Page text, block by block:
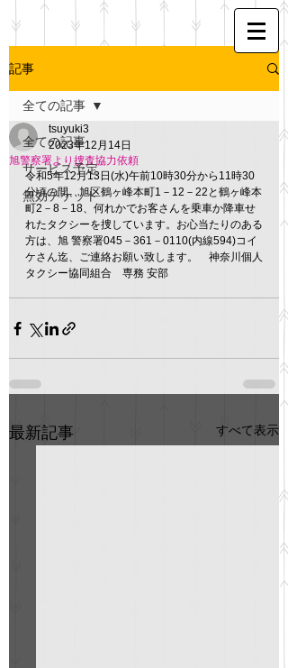
記事
全ての記事
サービス予定
無効チケット
全ての記事
旭警察署より捜査協力依頼
tsuyuki3
2023年12月14日
令和5年12月13日(水)午前10時30分から11時30
分頃の間、旭区鶴ヶ峰本町1－12－22と鶴ヶ峰本
町2－8－18、何れかでお客さんを乗車か降車せ
れたタクシーを捜しています。お心当たりのある
方は、旭 警察署045－361－0110(内線594)コイ
ケさん迄、ご連絡お願い致します。　神奈川個人
タクシー協同組合　専務 安部
最新記事 すべて表示